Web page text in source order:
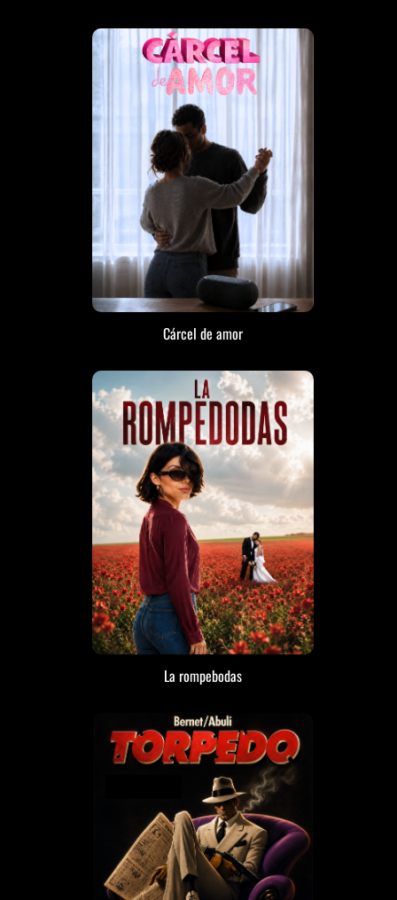
Cárcel de amor
La rompebodas